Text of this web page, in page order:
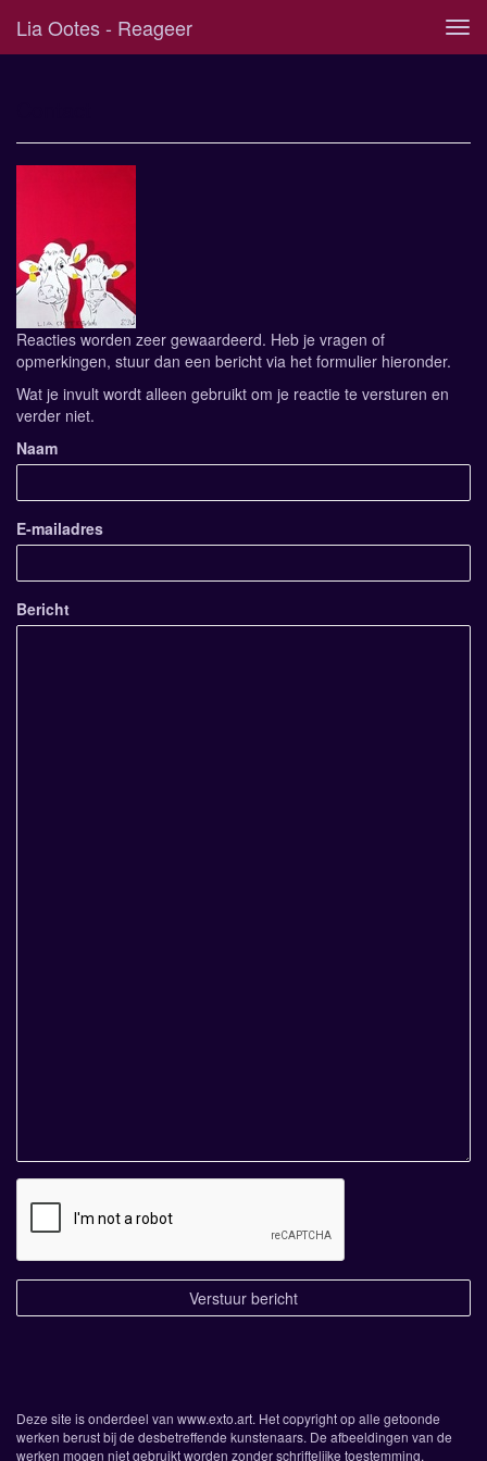
Lia Ootes - Reageer
Reacties worden zeer gewaardeerd. Heb je vragen of
opmerkingen, stuur dan een bericht via het formulier hieronder.
Wat je invult wordt alleen gebruikt om je reactie te versturen en
verder niet.
Naam
E-mailadres
Bericht
Deze site is onderdeel van www.exto.art. Het copyright op alle getoonde
werken berust bij de desbetreffende kunstenaars. De afbeeldingen van de
werken mogen niet gebruikt worden zonder schriftelijke toestemming.